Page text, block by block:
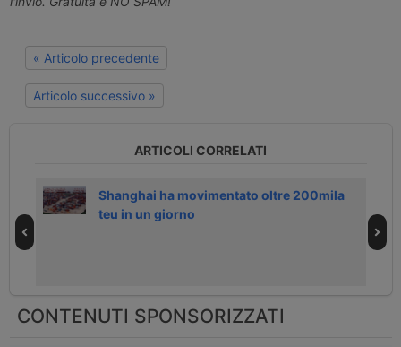
« Articolo precedente
Articolo successivo »
ARTICOLI CORRELATI
Shanghai ha movimentato oltre 200mila
teu in un giorno
CONTENUTI SPONSORIZZATI